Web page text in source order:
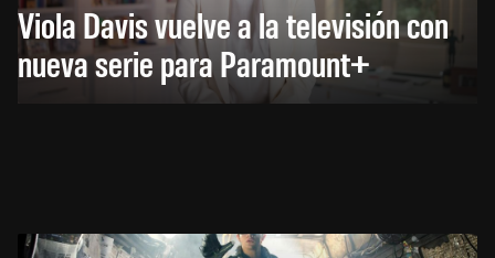
Viola Davis vuelve a la televisión con
nueva serie para Paramount+